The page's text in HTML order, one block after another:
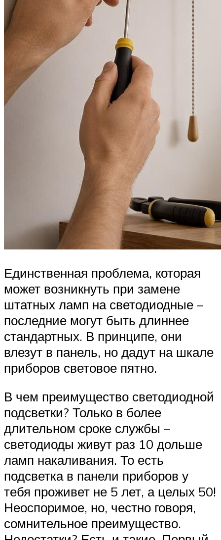
Единственная проблема, которая
может возникнуть при замене
штатных ламп на светодиодные –
последние могут быть длиннее
стандартных. В принципе, они
влезут в панель, но дадут на шкале
приборов световое пятно.
В чем преимущество светодиодной
подсветки? Только в более
длительном сроке службы –
светодиоды живут раз 10 дольше
ламп накаливания. То есть
подсветка в панели приборов у
тебя проживет не 5 лет, а целых 50!
Неоспоримое, но, честно говоря,
сомнительное преимущество.